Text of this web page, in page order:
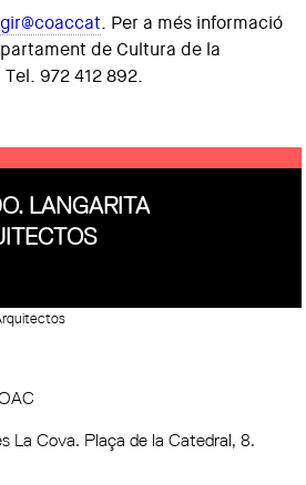
. Per a més informació
de Cultura de la
972 412 892.
LANGARITA
La Cova. Plaça de la Catedral, 8.